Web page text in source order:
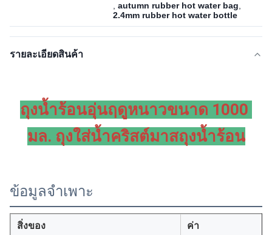
autumn rubber hot water bag
2.4mm rubber hot water bottle
รายละเอียดสินค้า
ถุงน้ำร้อนอุ่นฤดูหนาวขนาด 1000
มล. ถุงใส่น้ำคริสต์มาสถุงน้ำร้อน
ข้อมูลจำเพาะ
สิ่งของ ค่า